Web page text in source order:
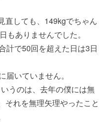
直しても、149kgでちゃん
もありませんでした。
計で50回を超えた日は3日
いていません。
うのは、去年の僕には無
それを無理矢理やったこと